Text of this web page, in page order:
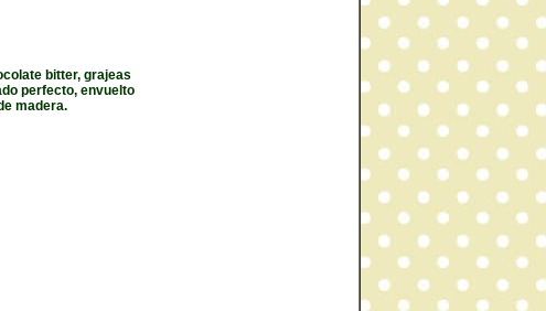
bitter, grajeas
perfecto, envuelto
madera.